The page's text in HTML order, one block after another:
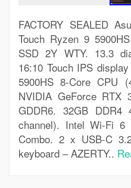
FACTORY SEALED
Touch Ryzen 9
SSD 2Y WTY. 13.3
16:10 Touch IPS
5900HS 8-Core CPU
NVIDIA GeForce RTX
GDDR6. 32GB DDR4
channel). Intel Wi-Fi 6
Combo. 2 x USB-C
keyboard – AZERTY..